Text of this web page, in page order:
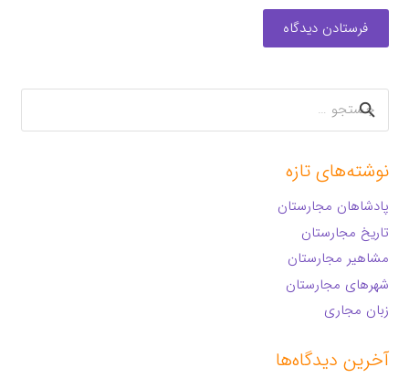
فرستادن دیدگاه
جستجو
برای:
نوشته‌های تازه
پادشاهان مجارستان
تاریخ مجارستان
مشاهیر مجارستان
شهرهای مجارستان
زبان مجاری
آخرین دیدگاه‌ها